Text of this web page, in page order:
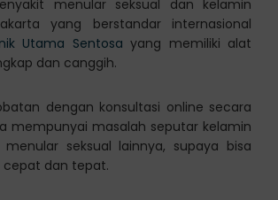
menular seksual dan kelamin
yang berstandar internasional
Utama Sentosa yang memiliki alat
dan canggih.
dengan konsultasi online secara
mempunyai masalah seputar kelamin
seksual lainnya, supaya bisa
cepat dan tepat.